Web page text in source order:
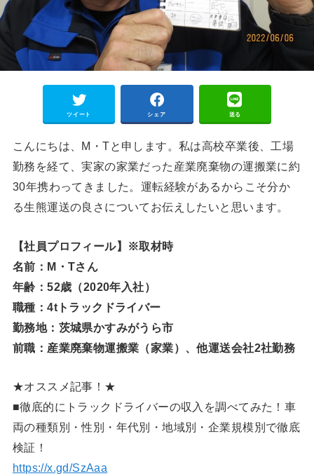
ツイート シェア 送る
こんにちは、M・Tと申します。私は高校卒業後、工場
勤務を経て、実家の家業だった産業廃棄物の運搬業に約
30年携わってきました。運転経験があるからこそ分か
る生熊運送の良さについてお伝えしたいと思います。
【社員プロフィール】※取材時
名前：M・Tさん
年齢：52歳（2020年入社）
職種：4tトラックドライバー
勤務地：茨城県かすみがうら市
前職：産業廃棄物運搬業（家業）、他運送会社2社勤務
★オススメ記事！★
■徹底的にトラックドライバーの収入を調べてみた！車
両の種類別・性別・年代別・地域別・企業規模別で徹底
検証！
https://x.gd/SzAaa